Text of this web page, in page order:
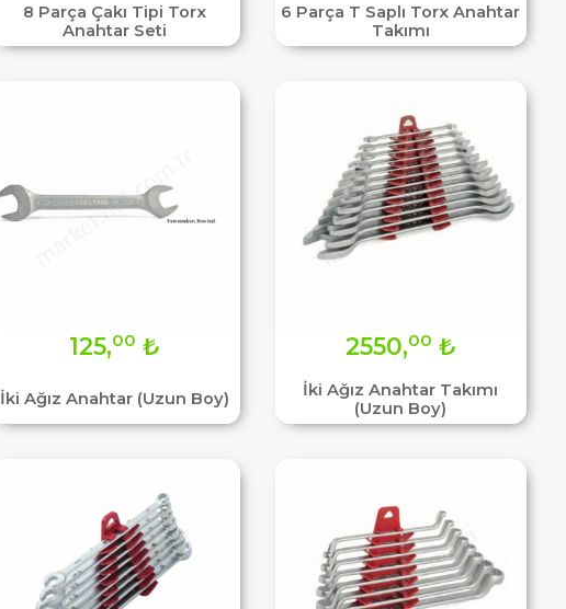
8 Parça Çakı Tipi Torx
Anahtar Seti
6 Parça T Saplı Torx Anahtar
Takımı
İki Ağız Anahtar (Uzun Boy)
125,00 ₺
İki Ağız Anahtar Takımı
(Uzun Boy)
2550,00 ₺